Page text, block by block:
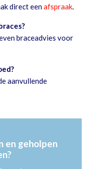
direct eenafspraak.
braceadvies voor
aanvullende
en geholpen